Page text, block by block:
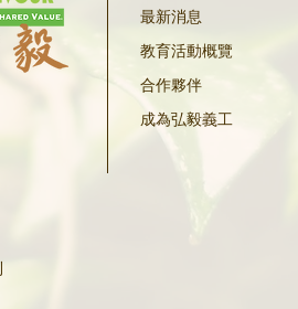
最新消息
教育活動概覽
合作夥伴
成為弘毅義工